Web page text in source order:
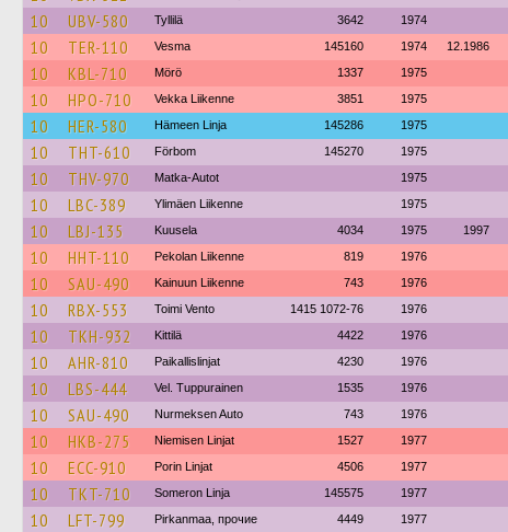
10 UBV-580 Tyllilä 3642 1974
10 TER-110 Vesma 145160 1974 12.1986
10 KBL-710 Mörö 1337 1975
10 HPO-710 Vekka Liikenne 3851 1975
10 HER-580 Hämeen Linja 145286 1975
10 THT-610 Förbom 145270 1975
10 THV-970 Matka-Autot 1975
10 LBC-389 Ylimäen Liikenne 1975
10 LBJ-135 Kuusela 4034 1975 1997
10 HHT-110 Pekolan Liikenne 819 1976
10 SAU-490 Kainuun Liikenne 743 1976
10 RBX-553 Toimi Vento 1415 1072-76 1976
10 TKH-932 Kittilä 4422 1976
10 AHR-810 Paikallislinjat 4230 1976
10 LBS-444 Vel. Tuppurainen 1535 1976
10 SAU-490 Nurmeksen Auto 743 1976
10 HKB-275 Niemisen Linjat 1527 1977
10 ECC-910 Porin Linjat 4506 1977
10 TKT-710 Someron Linja 145575 1977
10 LFT-799 Pirkanmaa, прочие 4449 1977